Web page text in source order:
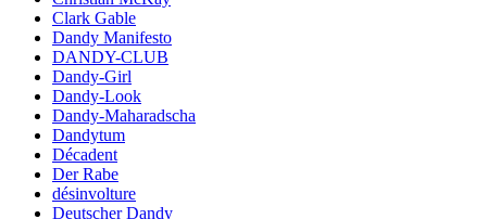
Clark Gable
Dandy Manifesto
DANDY-CLUB
Dandy-Girl
Dandy-Look
Dandy-Maharadscha
Dandytum
Décadent
Der Rabe
désinvolture
Deutscher Dandy